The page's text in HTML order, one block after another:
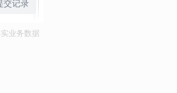
交记录
业务数据